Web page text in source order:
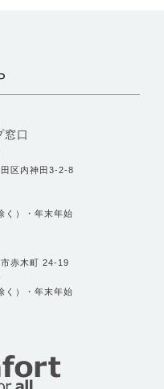
窓口
区内神田3-2-8
く）・年末年始
赤木町 24-19
く）・年末年始